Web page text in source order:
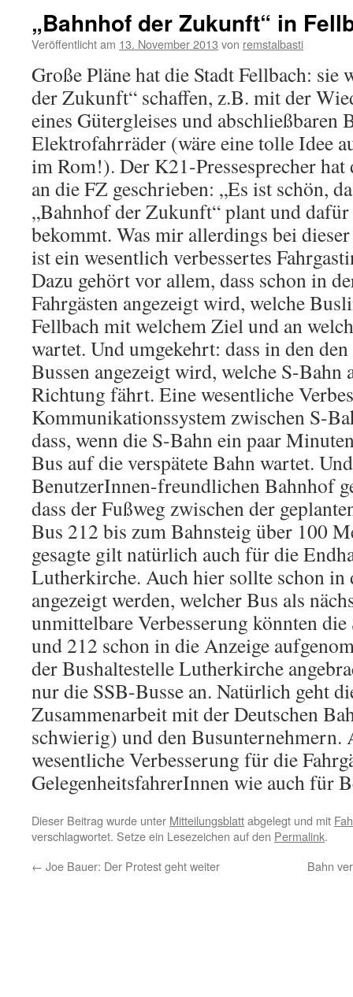
„Bahnhof der Zukunft“ in
Veröffentlicht am 13. November 2013 von remstalbasti
Große Pläne hat die Stadt Fellbach:
der Zukunft“ schaffen, z.B. mit der
eines Gütergleises und abschließbaren
Elektrofahrräder (wäre eine tolle Idee
im Rom!). Der K21-Pressesprecher
an die FZ geschrieben: „Es ist schön,
„Bahnhof der Zukunft“ plant und dafür
bekommt. Was mir allerdings bei
ist ein wesentlich verbessertes
Dazu gehört vor allem, dass schon in
Fahrgästen angezeigt wird, welche
Fellbach mit welchem Ziel und an
wartet. Und umgekehrt: dass in den
Bussen angezeigt wird, welche S-Bahn
Richtung fährt. Eine wesentliche
Kommunikationssystem zwischen S-
dass, wenn die S-Bahn ein paar
Bus auf die verspätete Bahn wartet.
BenutzerInnen-freundlichen Bahnhof
dass der Fußweg zwischen der
Bus 212 bis zum Bahnsteig über 100
gesagte gilt natürlich auch für die
Lutherkirche. Auch hier sollte schon in
angezeigt werden, welcher Bus als
unmittelbare Verbesserung könnten
und 212 schon in die Anzeige
der Bushaltestelle Lutherkirche
nur die SSB-Busse an. Natürlich geht
Zusammenarbeit mit der Deutschen
schwierig) und den Busunternehmern.
wesentliche Verbesserung für die
GelegenheitsfahrerInnen wie auch für
Dieser Beitrag wurde unter Mitteilungsblattabgelegt und mit
verschlagwortet. Setze ein Lesezeichen auf den Permalink.
← Joe Bauer: Der Protest geht weiter Bahn